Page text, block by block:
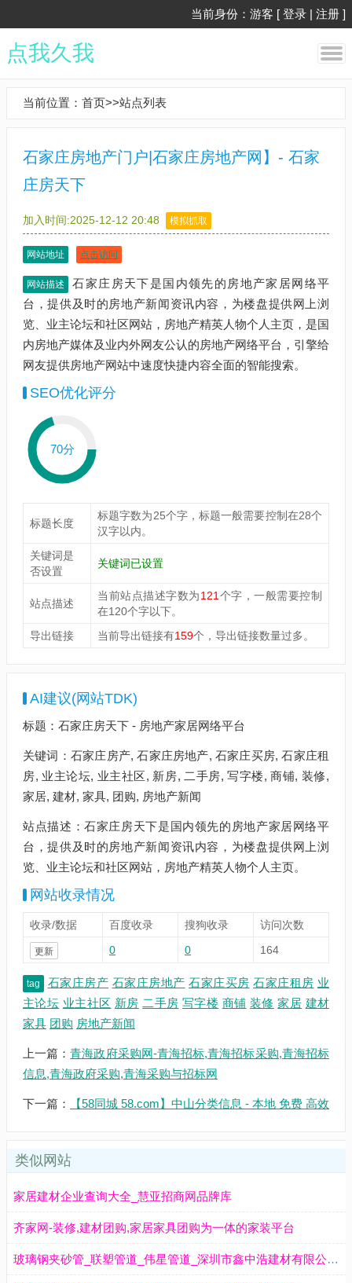
当前身份：游客 [ 登录 | 注册 ]
点我久我
当前位置： 首页>>站点列表
石家庄房地产门户|石家庄房地产网】- 石家
庄房天下
加入时间:2025-12-12 20:48 模拟抓取
网站地址 点击访问
网站描述
石家庄房天下是国内领先的房地产家居网络平
台，提供及时的房地产新闻资讯内容，为楼盘提供网上浏
览、业主论坛和社区网站，房地产精英人物个人主页，是国
内房地产媒体及业内外网友公认的房地产网络平台，引擎给
网友提供房地产网站中速度快捷内容全面的智能搜索。
SEO优化评分
70分
标题长度
标题字数为25个字，标题一般需要控制在28个
汉字以内。
关键词是
否设置
关键词已设置
站点描述
当前站点描述字数为121个字，一般需要控制
在120个字以下。
导出链接
当前导出链接有159个，导出链接数量过多。
AI建议(网站TDK)
标题：石家庄房天下 - 房地产家居网络平台
关键词：石家庄房产, 石家庄房地产, 石家庄买房, 石家庄租
房, 业主论坛, 业主社区, 新房, 二手房, 写字楼, 商铺, 装修,
家居, 建材, 家具, 团购, 房地产新闻
站点描述：石家庄房天下是国内领先的房地产家居网络平
台，提供及时的房地产新闻资讯内容，为楼盘提供网上浏
览、业主论坛和社区网站，房地产精英人物个人主页。
网站收录情况
收录/数据 百度收录 搜狗收录 访问次数
更新 0 0 164
tag 石家庄房产 石家庄房地产 石家庄买房 石家庄租房 业
主论坛 业主社区 新房 二手房 写字楼 商铺 装修 家居 建材
家具 团购 房地产新闻
上一篇：青海政府采购网-青海招标,青海招标采购,青海招标
信息,青海政府采购,青海采购与招标网
下一篇： 【58同城 58.com】中山分类信息 - 本地 免费 高效
类似网站
家居建材企业查询大全_慧亚招商网品牌库
齐家网-装修,建材团购,家居家具团购为一体的家装平台
玻璃钢夹砂管_联塑管道_伟星管道_深圳市鑫中浩建材有限公司 - 八方资源网